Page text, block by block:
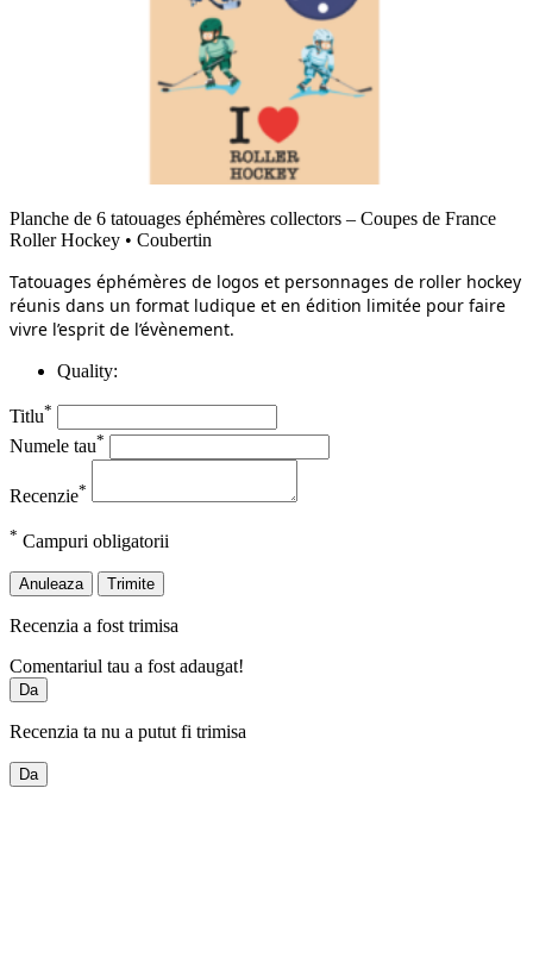
Planche de 6 tatouages éphémères collectors – Coupes de France
Roller Hockey • Coubertin
Tatouages éphémères de logos et personnages de roller hockey
réunis dans un format ludique et en édition limitée pour faire
vivre l’esprit de l’évènement.
Quality:
Titlu*
Numele tau*
Recenzie*
* Campuri obligatorii
Anuleaza Trimite
Recenzia a fost trimisa
Comentariul tau a fost adaugat!
Da
Recenzia ta nu a putut fi trimisa
Da